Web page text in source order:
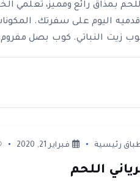
بمذاق رائع ومميز، تعلمي
اليوم على سفرتك.
زيت النباتي. كوب بصل
رئيسية فبراير 21, 2020
اللحم